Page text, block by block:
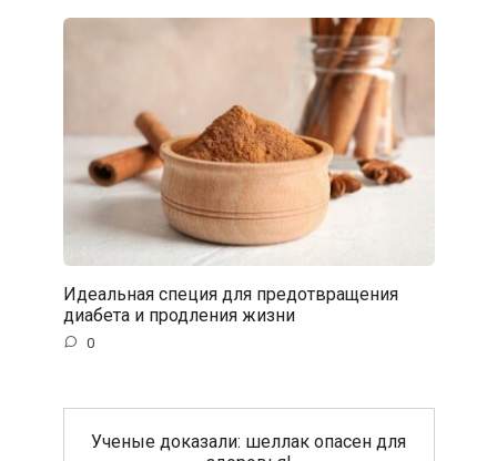
Идеальная специя для предотвращения
диабета и продления жизни
0
Ученые доказали: шеллак опасен для